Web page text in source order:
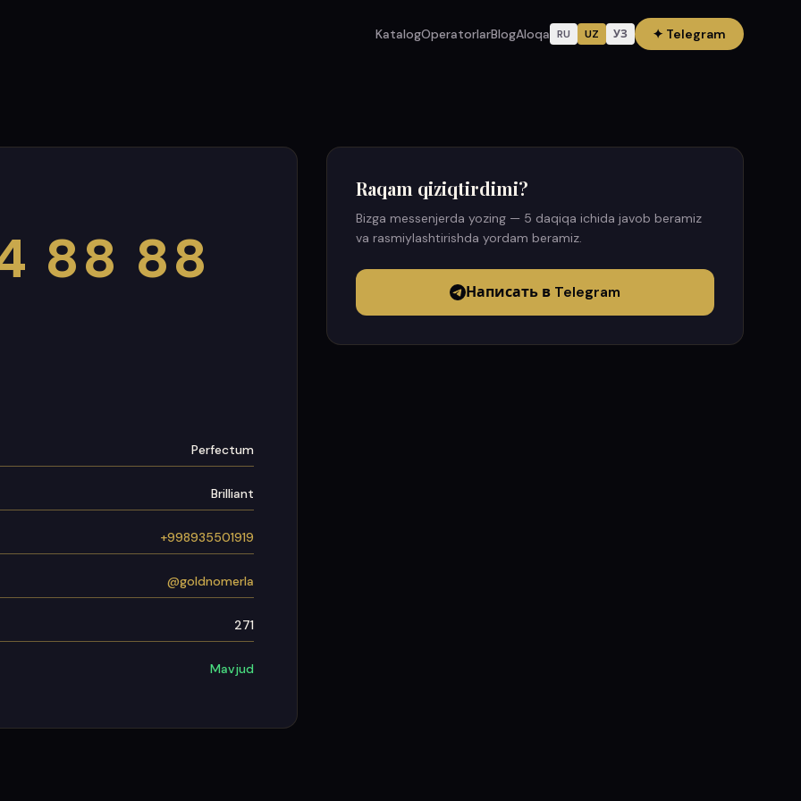
KatalogOperatorlarBlogAloqa RU UZ УЗ ✦ Telegram
88 88
Perfectum
Brilliant
+998935501919
@goldnomerla
271
Mavjud
Raqam qiziqtirdimi?
Bizga messenjerda yozing — 5 daqiqa ichida javob beramiz
va rasmiylashtirishda yordam beramiz.
Написать в Telegram